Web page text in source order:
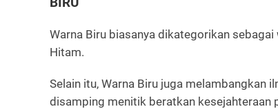
Warna Biru biasanya dikategorikan
Hitam.
Selain itu, Warna Biru juga melambangkan
disamping menitik beratkan kesejahteraan